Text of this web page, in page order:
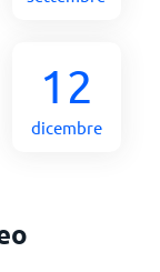
12
dicembre